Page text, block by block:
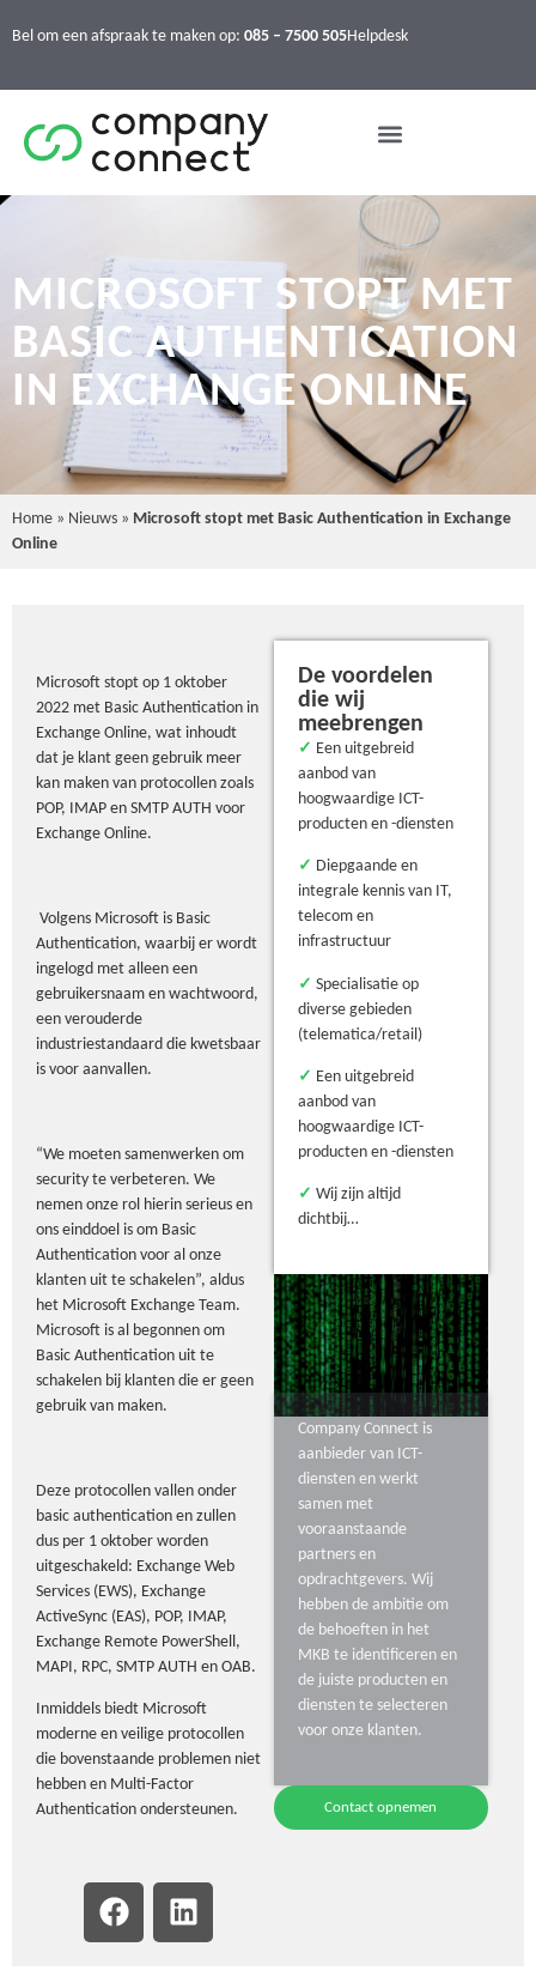
Bel om een afspraak te maken op: 085 – 7500 505Helpdesk
MICROSOFT STOPT MET
BASIC AUTHENTICATION
IN EXCHANGE ONLINE
Home » Nieuws » Microsoft stopt met Basic Authentication in Exchange
Online
Microsoft stopt op 1 oktober
2022 met Basic Authentication in
Exchange Online, wat inhoudt
dat je klant geen gebruik meer
kan maken van protocollen zoals
POP, IMAP en SMTP AUTH voor
Exchange Online.
Volgens Microsoft is Basic
Authentication, waarbij er wordt
ingelogd met alleen een
gebruikersnaam en wachtwoord,
een verouderde
industriestandaard die kwetsbaar
is voor aanvallen.
“We moeten samenwerken om
security te verbeteren. We
nemen onze rol hierin serieus en
ons einddoel is om Basic
Authentication voor al onze
klanten uit te schakelen”, aldus
het Microsoft Exchange Team.
Microsoft is al begonnen om
Basic Authentication uit te
schakelen bij klanten die er geen
gebruik van maken.
Deze protocollen vallen onder
basic authentication en zullen
dus per 1 oktober worden
uitgeschakeld: Exchange Web
Services (EWS), Exchange
ActiveSync (EAS), POP, IMAP,
Exchange Remote PowerShell,
MAPI, RPC, SMTP AUTH en OAB.
Inmiddels biedt Microsoft
moderne en veilige protocollen
die bovenstaande problemen niet
hebben en Multi-Factor
Authentication ondersteunen.
De voordelen
die wij
meebrengen
✓ Een uitgebreid
aanbod van
hoogwaardige ICT-
producten en -diensten
✓ Diepgaande en
integrale kennis van IT,
telecom en
infrastructuur
✓ Specialisatie op
diverse gebieden
(telematica/retail)
✓ Een uitgebreid
aanbod van
hoogwaardige ICT-
producten en -diensten
✓ Wij zijn altijd
dichtbij…
Company Connect is
aanbieder van ICT-
diensten en werkt
samen met
vooraanstaande
partners en
opdrachtgevers. Wij
hebben de ambitie om
de behoeften in het
MKB te identificeren en
de juiste producten en
diensten te selecteren
voor onze klanten.
Contact opnemen